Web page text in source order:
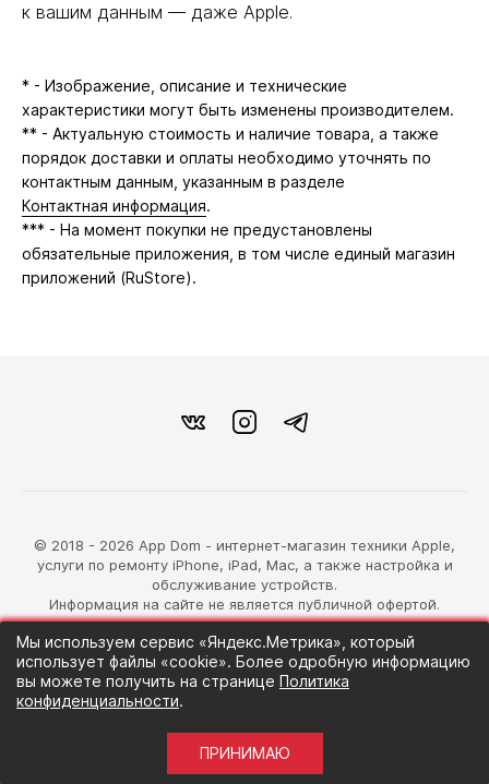
к вашим данным — даже Apple.
* - Изображение, описание и технические
характеристики могут быть изменены производителем.
** - Актуальную стоимость и наличие товара, а также
порядок доставки и оплаты необходимо уточнять по
контактным данным, указанным в разделе
Контактная информация.
*** - На момент покупки не предустановлены
обязательные приложения, в том числе единый магазин
приложений (RuStore).
© 2018 - 2026 App Dom - интернет-магазин техники Apple,
услуги по ремонту iPhone, iPad, Mac, а также настройка и
обслуживание устройств.
Информация на сайте не является публичной офертой.
разработка магазина
Синий Лев
Мы используем сервис «Яндекс.Метрика», который
использует файлы «cookie». Более одробную информацию
вы можете получить на странице Политика
конфиденциальности.
ПРИНИМАЮ